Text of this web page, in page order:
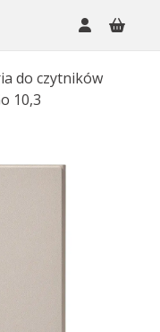
do czytników
10,3